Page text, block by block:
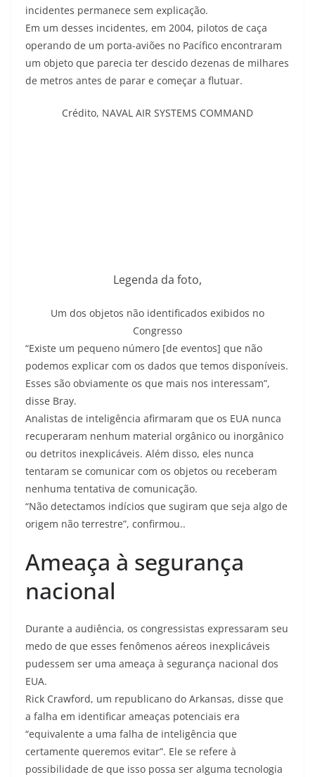
incidentes permanece sem explicação.
Em um desses incidentes, em 2004, pilotos de caça
operando de um porta-aviões no Pacífico encontraram
um objeto que parecia ter descido dezenas de milhares
de metros antes de parar e começar a flutuar.
Crédito, NAVAL AIR SYSTEMS COMMAND
Legenda da foto,
Um dos objetos não identificados exibidos no
Congresso
“Existe um pequeno número [de eventos] que não
podemos explicar com os dados que temos disponíveis.
Esses são obviamente os que mais nos interessam”,
disse Bray.
Analistas de inteligência afirmaram que os EUA nunca
recuperaram nenhum material orgânico ou inorgânico
ou detritos inexplicáveis. Além disso, eles nunca
tentaram se comunicar com os objetos ou receberam
nenhuma tentativa de comunicação.
“Não detectamos indícios que sugiram que seja algo de
origem não terrestre”, confirmou..
Ameaça à segurança
nacional
Durante a audiência, os congressistas expressaram seu
medo de que esses fenômenos aéreos inexplicáveis ​​
pudessem ser uma ameaça à segurança nacional dos
EUA.
Rick Crawford, um republicano do Arkansas, disse que
a falha em identificar ameaças potenciais era
“equivalente a uma falha de inteligência que
certamente queremos evitar”. Ele se refere à
possibilidade de que isso possa ser alguma tecnologia